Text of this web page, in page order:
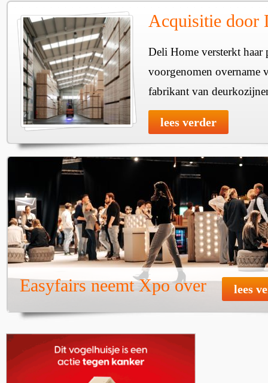
Acquisitie door
Deli Home versterkt haar
voorgenomen overname
fabrikant van
lees verder
Easyfairs neemt Xpo over lees